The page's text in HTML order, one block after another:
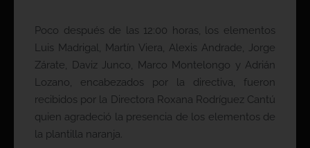
Poco después de las 12:00 horas, los elementos
Luis Madrigal, Martín Viera, Alexis Andrade, Jorge
Zárate, Daviz Junco, Marco Montelongo y Adrián
Lozano, encabezados por la directiva, fueron
recibidos por la Directora Roxana Rodríguez Cantú
quien agradeció la presencia de los elementos de
la plantilla naranja.